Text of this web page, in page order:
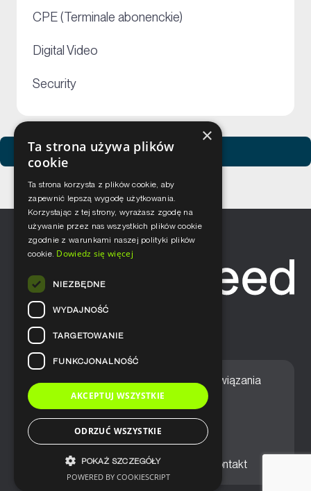
CPE (Terminale abonenckie)
Digital Video
Security
Zobacz usługi Netceed
Home Nasze podejście Rozwiązania
Usługi Aktualności
Ogólne warunki sprzedaży Kontakt
×
Ta strona używa plików
cookie
Ta strona korzysta z plików cookie, aby
zapewnić lepszą wygodę użytkowania.
Korzystając z tej strony, wyrażasz zgodę na
używanie przez nas wszystkich plików cookie
zgodnie z warunkami naszej polityki plików
cookie. Dowiedz się więcej
NIEZBĘDNE
WYDAJNOŚĆ
TARGETOWANIE
FUNKCJONALNOŚĆ
AKCEPTUJ WSZYSTKIE
ODRZUĆ WSZYSTKIE
POKAŻ SZCZEGÓŁY
POWERED BY COOKIESCRIPT